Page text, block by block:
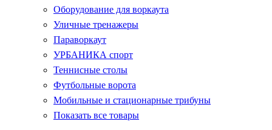
Оборудование для воркаута
Уличные тренажеры
Параворкаут
УРБАНИКА спорт
Теннисные столы
Футбольные ворота
Мобильные и стационарные трибуны
Показать все товары